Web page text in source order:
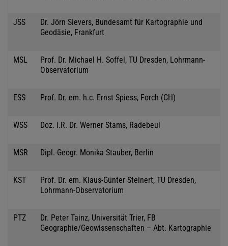
JSS
Dr. Jörn Sievers, Bundesamt für Kartographie und
Geodäsie, Frankfurt
MSL
Prof. Dr. Michael H. Soffel, TU Dresden, Lohrmann-
Observatorium
ESS Prof. Dr. em. h.c. Ernst Spiess, Forch (CH)
WSS Doz. i.R. Dr. Werner Stams, Radebeul
MSR Dipl.-Geogr. Monika Stauber, Berlin
KST
Prof. Dr. em. Klaus-Günter Steinert, TU Dresden,
Lohrmann-Observatorium
PTZ
Dr. Peter Tainz, Universität Trier, FB
Geographie/Geowissenschaften – Abt. Kartographie